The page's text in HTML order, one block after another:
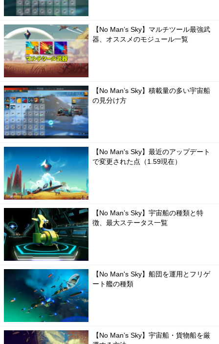
【No Man’s Sky】マルチツール最強武
器、オススメのモジュール一覧
【No Man’s Sky】積載量の多い宇宙船
の見分け方
【No Man's Sky】最近のアップデート
で変更された点（1.59現在）
【No Man’s Sky】宇宙船の種類と特
徴、最大ステータス一覧
【No Man's Sky】船団を運用とフリゲ
ート艦の種類
【No Man’s Sky】宇宙船・貨物船を厳